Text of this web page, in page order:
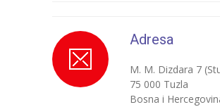
---- Poletarac
---- Snjeguljica
Adresa
M. M. Dizdara 7
75 000 Tuzla
Bosna i